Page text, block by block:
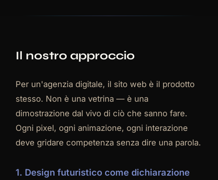
Il nostro approccio
Per un'agenzia digitale, il sito web è il prodotto
stesso. Non è una vetrina — è una
dimostrazione dal vivo di ciò che sanno fare.
Ogni pixel, ogni animazione, ogni interazione
deve gridare competenza senza dire una parola.
1. Design futuristico come dichiarazione